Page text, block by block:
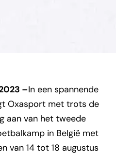
–In een spannende
Oxasport met trots de
aan van het tweede
in België met
van 14 tot 18 augustus